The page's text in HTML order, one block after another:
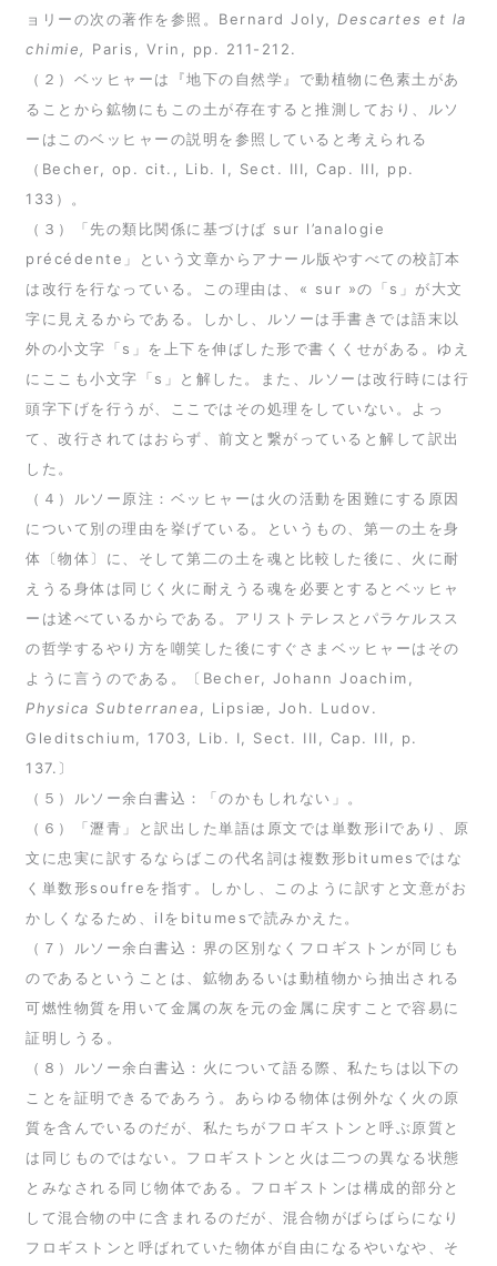
ョリーの次の著作を参照。Bernard Joly, Descartes et la
chimie,
Paris, Vrin, pp. 211-212.
（２）ベッヒャーは『地下の自然学』で動植物に色素土があ
ることから鉱物にもこの土が存在すると推測しており、ルソ
ーはこのベッヒャーの説明を参照していると考えられる
（Becher, op. cit., Lib. I, Sect. III, Cap. III, pp.
133）。
（３）「先の類比関係に基づけば sur l’analogie
précédente」という文章からアナール版やすべての校訂本
は改行を行なっている。この理由は、« sur »の「s」が大文
字に見えるからである。しかし、ルソーは手書きでは語末以
外の小文字「s」を上下を伸ばした形で書くくせがある。ゆえ
にここも小文字「s」と解した。また、ルソーは改行時には行
頭字下げを行うが、ここではその処理をしていない。よっ
て、改行されてはおらず、前文と繋がっていると解して訳出
した。
（４）ルソー原注：ベッヒャーは火の活動を困難にする原因
について別の理由を挙げている。というもの、第一の土を身
体〔物体〕に、そして第二の土を魂と比較した後に、火に耐
えうる身体は同じく火に耐えうる魂を必要とするとベッヒャ
ーは述べているからである。アリストテレスとパラケルスス
の哲学するやり方を嘲笑した後にすぐさまベッヒャーはその
ように言うのである。〔Becher, Johann Joachim,
Physica Subterranea, Lipsiæ, Joh. Ludov.
Gleditschium, 1703, Lib. I, Sect. III, Cap. III, p.
137.〕
（５）ルソー余白書込：「のかもしれない」。
（６）「瀝青」と訳出した単語は原文では単数形ilであり、原
文に忠実に訳するならばこの代名詞は複数形bitumesではな
く単数形soufreを指す。しかし、このように訳すと文意がお
かしくなるため、ilをbitumesで読みかえた。
（７）ルソー余白書込：界の区別なくフロギストンが同じも
のであるということは、鉱物あるいは動植物から抽出される
可燃性物質を用いて金属の灰を元の金属に戻すことで容易に
証明しうる。
（８）ルソー余白書込：火について語る際、私たちは以下の
ことを証明できるであろう。あらゆる物体は例外なく火の原
質を含んでいるのだが、私たちがフロギストンと呼ぶ原質と
は同じものではない。フロギストンと火は二つの異なる状態
とみなされる同じ物体である。フロギストンは構成的部分と
して混合物の中に含まれるのだが、混合物がばらばらになり
フロギストンと呼ばれていた物体が自由になるやいなや、そ